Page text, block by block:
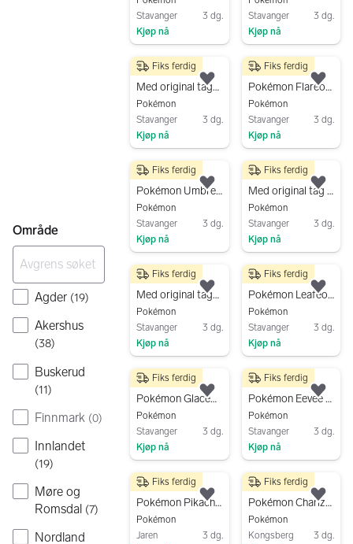
Område
Agder (19)
Akershus
(38)
Buskerud
(11)
Finnmark (0)
Innlandet
(19)
Møre og
Romsdal (7)
Nordland
Stavanger
3 dg.
Kjøp nå
Stavanger
3 dg.
Kjøp nå
600 kr
Med original tag- Pokémon Jolteon kosedyr bamse stor 30cm/12”
Pokémon
Stavanger
3 dg.
Kjøp nå
Fiks ferdig
Legg til som favoritt.
450 kr
Pokémon Flareon kosedyr stor 30cm/12”
Pokémon
Stavanger
3 dg.
Kjøp nå
Fiks ferdig
350 kr
Pokémon Umbreon kosedyr / plush stor 30cm/12”
Pokémon
Stavanger
3 dg.
Kjøp nå
Fiks ferdig
Legg til som favoritt.
650 kr
Med original tag - Pokémon Sylveon kosedyr stor bamse 30cm/12”
Pokémon
Stavanger
3 dg.
Kjøp nå
Fiks ferdig
650 kr
Med original tag- Pokémon Espeon kosedyr plush bamse stor 30cm/12”
Pokémon
Stavanger
3 dg.
Kjøp nå
Fiks ferdig
Legg til som favoritt.
450 kr
Pokémon Leafeon kosedyr plush stor bamse 30cm/12”
Pokémon
Stavanger
3 dg.
Kjøp nå
Fiks ferdig
350 kr
Pokémon Glaceon kosedyr plush bamse stor 30cm/12”
Pokémon
Stavanger
3 dg.
Kjøp nå
Fiks ferdig
Legg til som favoritt.
450 kr
Pokémon Eevee kosedyr plush bamse stor 30cm/12”
Pokémon
Stavanger
3 dg.
Kjøp nå
Fiks ferdig
100 kr
Pokémon Pikachu kosedyr
Pokémon
Jaren
3 dg.
Fiks ferdig
Legg til som favoritt.
200 kr
Pokémon Charizard figur – original Jazwares – svært god stand
Pokémon
Kongsberg
3 dg.
Fiks ferdig